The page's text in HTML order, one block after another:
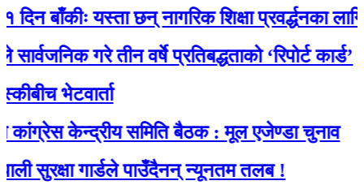
यस्ता छन् नागरिक शिक्षा प्रवर्द्धनका लागि
गरे तीन वर्षे प्रतिबद्धताको ‘रिपोर्ट कार्ड’
भेटवार्ता
केन्द्रीय समिति बैठक : मूल एजेण्डा चुनाव
गार्डले पाउँदैनन् न्यूनतम तलब !